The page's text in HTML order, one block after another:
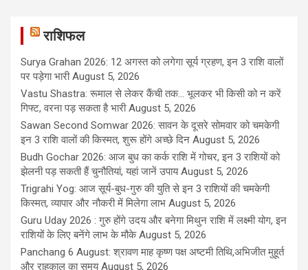
राशिफल
Surya Grahan 2026: 12 अगस्त को लगेगा सूर्य ग्रहण, इन 3 राशि वालों
पर पड़ेगा भारी August 5, 2026
Vastu Shastra: रूमाल से लेकर कैंची तक... भूलकर भी किसी को न करें
गिफ्ट, वरना पड़ सकता है भारी August 5, 2026
Sawan Second Somwar 2026: सावन के दूसरे सोमवार को चमकेगी
इन 3 राशि वालों की किस्मत, शुरू होंगे अच्छे दिन August 5, 2026
Budh Gochar 2026: आज बुध का कर्क राशि में गोचर, इन 3 राशियों को
झेलनी पड़ सकती हैं चुनौतियां, यहां जानें उपाय August 5, 2026
Trigrahi Yog: आज सूर्य-बुध-गुरु की युति से इन 3 राशियों की चमकेगी
किस्मत, व्यापार और नौकरी में मिलेगा लाभ August 5, 2026
Guru Uday 2026 : गुरु होंगे उदय और बनेगा मिथुन राशि में लक्ष्मी योग, इन
राशियों के लिए बनेंगे लाभ के मौके August 5, 2026
Panchang 6 August: श्रावण माह कृष्ण पक्ष अष्टमी तिथि,अभिजीत मुहूर्त
और राहुकाल का समय August 5, 2026